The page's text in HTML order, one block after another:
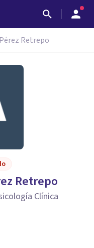
Retrepo
Retrepo
Clínica